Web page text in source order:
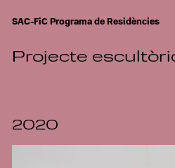
SAC-FiC Programa de Residències
Projecte
2020